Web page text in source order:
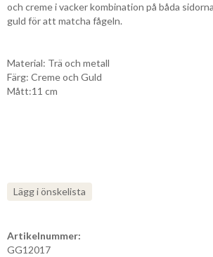
och creme i vacker kombination på båda
guld för att matcha fågeln.
Material: Trä och metall
Färg: Creme och Guld
Mått:11 cm
Lägg i önskelista
Artikelnummer:
GG12017